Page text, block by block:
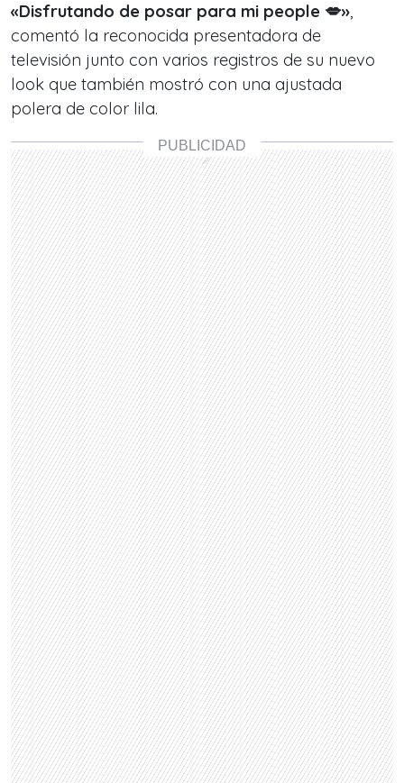
«Disfrutando de posar para mi people 💋»,
comentó la reconocida presentadora de
televisión junto con varios registros de su nuevo
look que también mostró con una ajustada
polera de color lila.